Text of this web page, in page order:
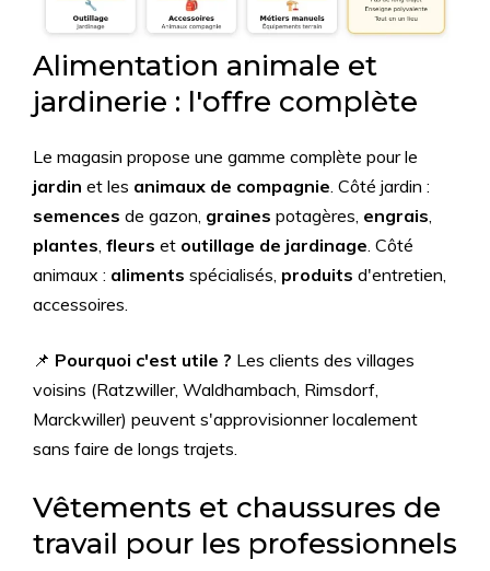
Alimentation animale et
jardinerie : l'offre complète
Le magasin propose une gamme complète pour le
jardin et les animaux de compagnie. Côté jardin :
semences de gazon, graines potagères, engrais,
plantes, fleurs et outillage de jardinage. Côté
animaux : aliments spécialisés, produits d'entretien,
accessoires.
📌 Pourquoi c'est utile ? Les clients des villages
voisins (Ratzwiller, Waldhambach, Rimsdorf,
Marckwiller) peuvent s'approvisionner localement
sans faire de longs trajets.
Vêtements et chaussures de
travail pour les professionnels